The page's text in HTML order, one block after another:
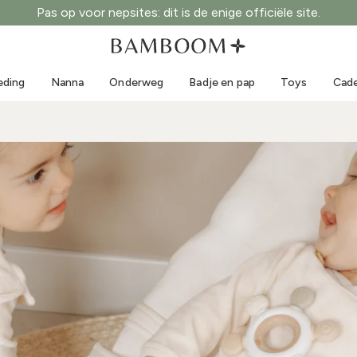
Pas op voor nepsites: dit is de enige officiële site.
Shorts en rokken
Rompertjes
Vestjes en jasjes
Petjes
Accessoires
Sokken
Zee
Strandschoentjes
Nanna Onderweg Badje en pap Toys